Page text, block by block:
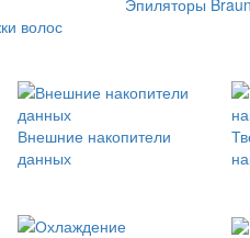
волос
Внешние накопители
данных